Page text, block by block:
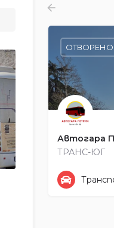
Автогара
ТРАНС-ЮГ
0745 62136
ОТВОРЕНО